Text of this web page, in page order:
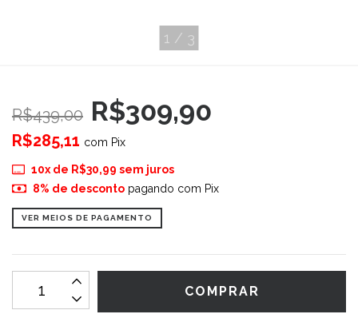
1 / 3
R$439,00 R$309,90
R$285,11 com Pix
10x de R$30,99 sem juros
8% de descontopagando com Pix
VER MEIOS DE PAGAMENTO